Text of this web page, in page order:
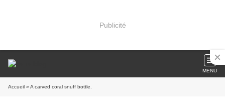
Publicité
MENU
Accueil » A carved coral snuff bottle.